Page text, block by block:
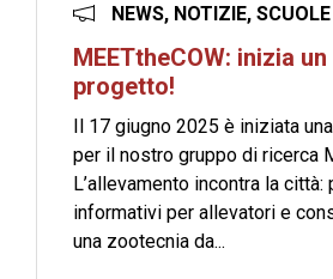
NEWS, NOTIZIE, SCUOLE
MEETtheCOW: inizia
progetto!
Il 17 giugno 2025 è iniziata
per il nostro gruppo di ricerca
L’allevamento incontra la città:
informativi per allevatori e
una zootecnia da...